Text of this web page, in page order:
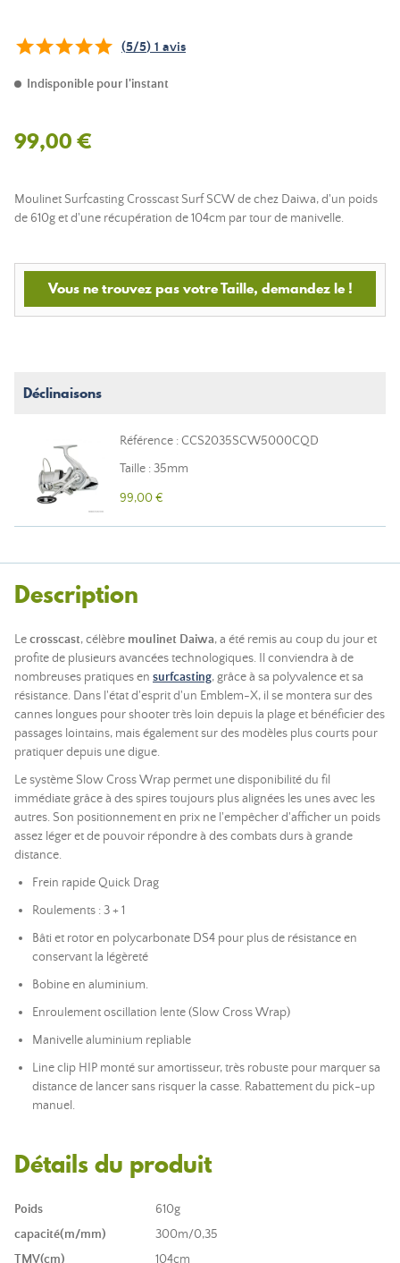
(5/5) 1 avis
Indisponible pour l'instant
99,00 €
Moulinet Surfcasting Crosscast Surf SCW de chez Daiwa, d'un poids
de 610g et d'une récupération de 104cm par tour de manivelle.
Vous ne trouvez pas votre Taille, demandez le !
Déclinaisons
Référence : CCS2035SCW5000CQD
Taille : 35mm
99,00 €
Description
Lecrosscast, célèbre moulinet Daiwa, a été remis au coup du jour et
profite de plusieurs avancées technologiques. Il conviendra à de
nombreuses pratiques en surfcasting, grâce à sa polyvalence et sa
résistance. Dans l'état d'esprit d'un Emblem-X, il se montera sur des
cannes longues pour shooter très loin depuis la plage et bénéficier des
passages lointains, mais également sur des modèles plus courts pour
pratiquer depuis une digue.
Le système Slow Cross Wrap permet une disponibilité du fil
immédiate grâce à des spires toujours plus alignées les unes avec les
autres. Son positionnement en prix ne l'empêcher d'afficher un poids
assez léger et de pouvoir répondre à des combats durs à grande
distance.
Frein rapide Quick Drag
Roulements : 3 + 1
Bâti et rotor en polycarbonate DS4 pour plus de résistance en
conservant la légèreté
Bobine en aluminium.
Enroulement oscillation lente (Slow Cross Wrap)
Manivelle aluminium repliable
Line clip HIP monté sur amortisseur, très robuste pour marquer sa
distance de lancer sans risquer la casse. Rabattement du pick-up
manuel.
Détails du produit
Poids
610g
capacité(m/mm)
300m/0,35
TMV(cm)
104cm